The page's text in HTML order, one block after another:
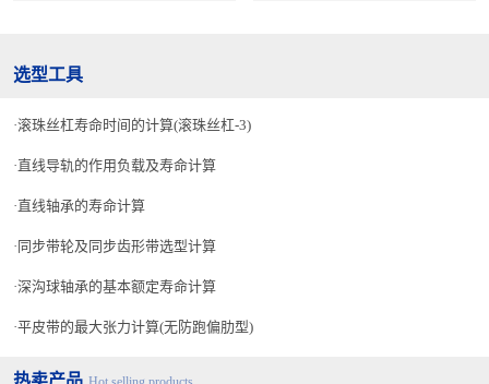
选型工具
滚珠丝杠寿命时间的计算(滚珠丝杠-3)
直线导轨的作用负载及寿命计算
直线轴承的寿命计算
同步带轮及同步齿形带选型计算
深沟球轴承的基本额定寿命计算
平皮带的最大张力计算(无防跑偏肋型)